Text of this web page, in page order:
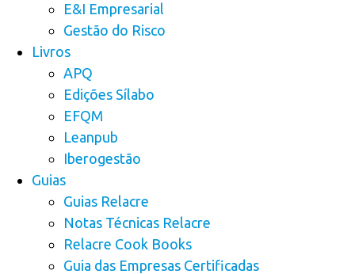
E&I Empresarial
Gestão do Risco
Livros
APQ
Edições Sílabo
EFQM
Leanpub
Iberogestão
Guias
Guias Relacre
Notas Técnicas Relacre
Relacre Cook Books
Guia das Empresas Certificadas